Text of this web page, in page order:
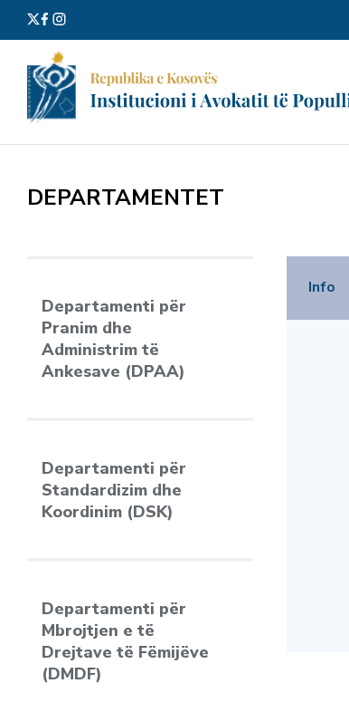
DEPARTAMENTET
Departamenti për
Pranim dhe
Administrim të
Ankesave (DPAA)
Departamenti për
Standardizim dhe
Koordinim (DSK)
Departamenti për
Mbrojtjen e të
Drejtave të Fëmijëve
(DMDF)
Info